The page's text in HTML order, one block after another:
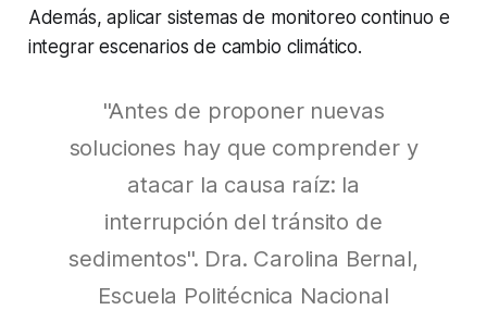
Además, aplicar sistemas de monitoreo continuo e
integrar escenarios de cambio climático.
"Antes de proponer nuevas
soluciones hay que comprender y
atacar la causa raíz: la
interrupción del tránsito de
sedimentos". Dra. Carolina Bernal,
Escuela Politécnica Nacional